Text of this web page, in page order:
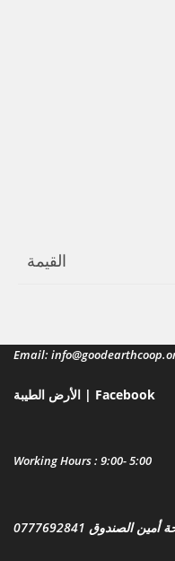
القيمة
Email:
الأرض الطيبة | Facebook
Working Hours : 9:00- 5:00
الصندوق 0777692841